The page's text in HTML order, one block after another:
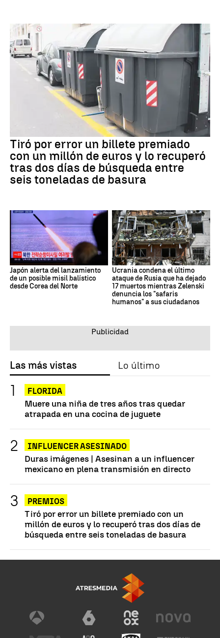
Tiró por error un billete premiado
con un millón de euros y lo recuperó
tras dos días de búsqueda entre
seis toneladas de basura
Japón alerta del lanzamiento
de un posible misil balístico
desde Corea del Norte
Ucrania condena el último
ataque de Rusia que ha dejado
17 muertos mientras Zelenski
denuncia los "safaris
humanos" a sus ciudadanos
Las más vistas Lo último
FLORIDA
Muere una niña de tres años tras quedar
atrapada en una cocina de juguete
INFLUENCER ASESINADO
Duras imágenes | Asesinan a un influencer
mexicano en plena transmisión en directo
PREMIOS
Tiró por error un billete premiado con un
millón de euros y lo recuperó tras dos días de
búsqueda entre seis toneladas de basura